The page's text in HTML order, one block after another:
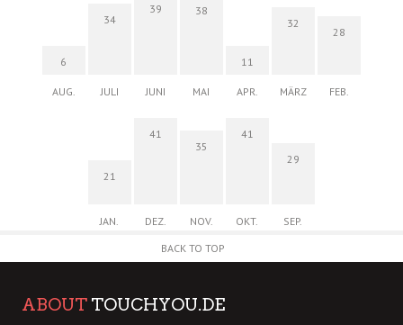
6
AUG.
34
JULI
39
JUNI
38
MAI
11
APR.
32
MÄRZ
28
FEB.
21
JAN.
41
DEZ.
35
NOV.
41
OKT.
29
SEP.
BACK TO TOP
ABOUT TOUCHYOU.DE